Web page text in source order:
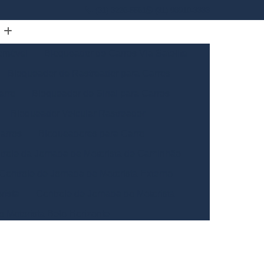
de Jornada Motorista de Caminhão